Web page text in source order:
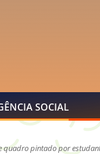
SOCIAL
quadro pintado por